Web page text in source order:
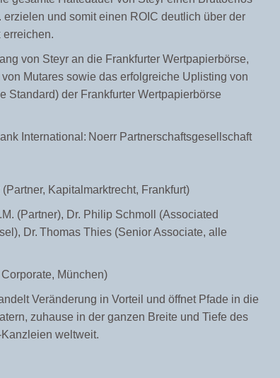
und somit einen ROIC deutlich über der
erreichen.
von Steyr an die Frankfurter Wertpapierbörse,
Mutares sowie das erfolgreiche Uplisting von
Standard) der Frankfurter Wertpapierbörse
International: Noerr Partnerschaftsgesellschaft
Kapitalmarktrecht, Frankfurt)
(Partner), Dr. Philip Schmoll (Associated
Dr. Thomas Thies (Senior Associate, alle
München)
Veränderung in Vorteil und öffnet Pfade in die
zuhause in der ganzen Breite und Tiefe des
weltweit.